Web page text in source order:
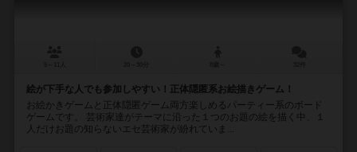
絵が下手な人でも参加しやすい！正体隠匿系お絵描きゲーム！
お絵かきゲームと正体隠匿ゲーム両方楽しめるパーティー系のボード
ゲームです。 芸術家達がテーマに沿った１つのお題の絵を描く中、１
人だけお題の知らないエセ芸術家が紛れていま...